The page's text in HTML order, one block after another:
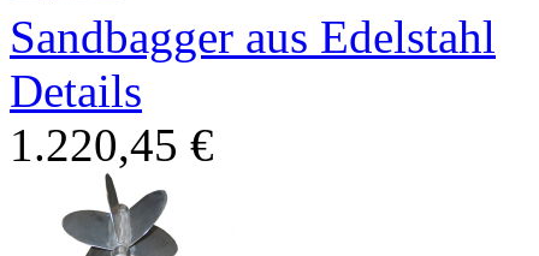
Sandbagger aus Edelstahl
Details
1.220,45 €